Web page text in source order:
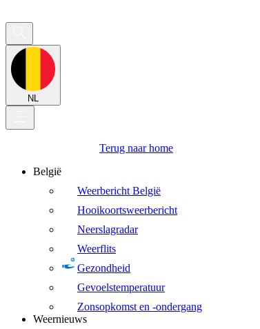
NL
Terug naar home
België
Weerbericht België
Hooikoortsweerbericht
Neerslagradar
Weerflits
Gezondheid
Gevoelstemperatuur
Zonsopkomst en -ondergang
Weernieuws